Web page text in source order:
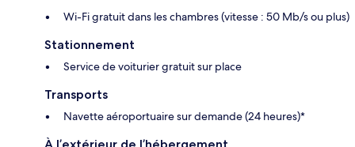
Wi-Fi gratuit dans les chambres (vitesse : 50 Mb/s ou plus)
Stationnement
Service de voiturier gratuit sur place
Transports
Navette aéroportuaire sur demande (24 heures)*